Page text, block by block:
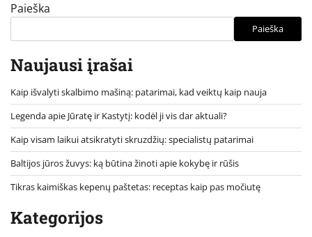
Paieška
Paieška
Naujausi įrašai
Kaip išvalyti skalbimo mašiną: patarimai, kad veiktų kaip nauja
Legenda apie Jūratę ir Kastytį: kodėl ji vis dar aktuali?
Kaip visam laikui atsikratyti skruzdžių: specialistų patarimai
Baltijos jūros žuvys: ką būtina žinoti apie kokybę ir rūšis
Tikras kaimiškas kepenų paštetas: receptas kaip pas močiutę
Kategorijos